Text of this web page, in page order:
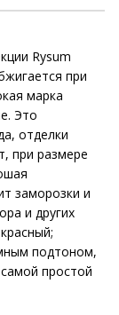
Rysum
при
марка
Это
отделки
при размере
заморозки и
и других
подтоном,
простой